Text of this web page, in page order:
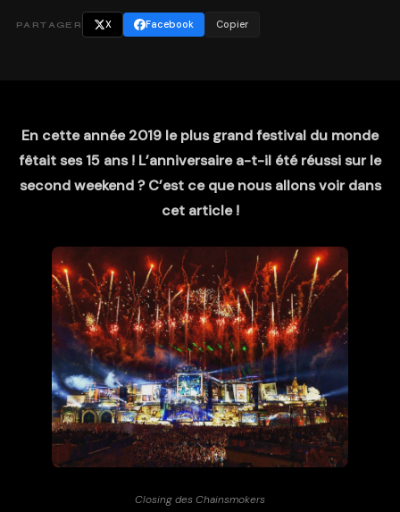
PARTAGER X Facebook Copier
En cette année 2019 le plus grand festival du monde
fêtait ses 15 ans ! L’anniversaire a-t-il été réussi sur le
second weekend ? C’est ce que nous allons voir dans
cet article !
Closing des Chainsmokers